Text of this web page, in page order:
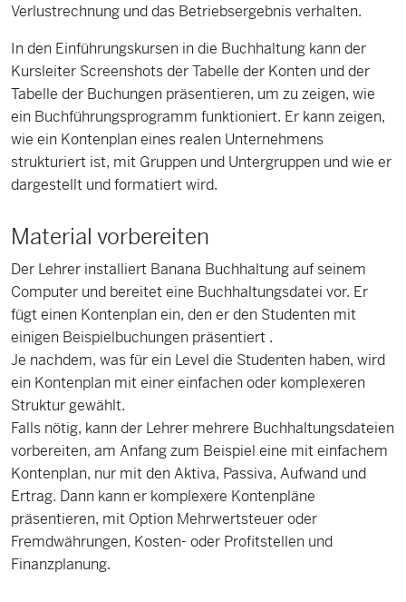
Verlustrechnung und das Betriebsergebnis verhalten.
In den Einführungskursen in die Buchhaltung kann der
Kursleiter Screenshots der Tabelle der Konten und der
Tabelle der Buchungen präsentieren, um zu zeigen, wie
ein Buchführungsprogramm funktioniert. Er kann zeigen,
wie ein Kontenplan eines realen Unternehmens
strukturiert ist, mit Gruppen und Untergruppen und wie er
dargestellt und formatiert wird.
Material vorbereiten
Der Lehrer installiert Banana Buchhaltung auf seinem
Computer und bereitet eine Buchhaltungsdatei vor. Er
fügt einen Kontenplan ein, den er den Studenten mit
einigen Beispielbuchungen präsentiert .
Je nachdem, was für ein Level die Studenten haben, wird
ein Kontenplan mit einer einfachen oder komplexeren
Struktur gewählt.
Falls nötig, kann der Lehrer mehrere Buchhaltungsdateien
vorbereiten, am Anfang zum Beispiel eine mit einfachem
Kontenplan, nur mit den Aktiva, Passiva, Aufwand und
Ertrag. Dann kann er komplexere Kontenpläne
präsentieren, mit Option Mehrwertsteuer oder
Fremdwährungen, Kosten- oder Profitstellen und
Finanzplanung.